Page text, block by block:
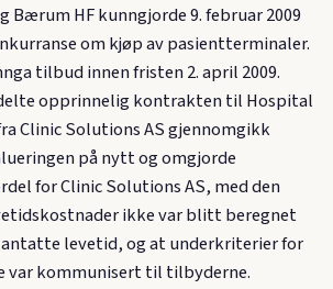
Bærum HF kunngjorde 9. februar 2009
om kjøp av pasientterminaler.
tilbud innen fristen 2. april 2009.
opprinnelig kontrakten til Hospital
Clinic Solutions AS gjennomgikk
på nytt og omgjorde
for Clinic Solutions AS, med den
ikke var blitt beregnet
levetid, og at underkriterier for
var kommunisert til tilbyderne.